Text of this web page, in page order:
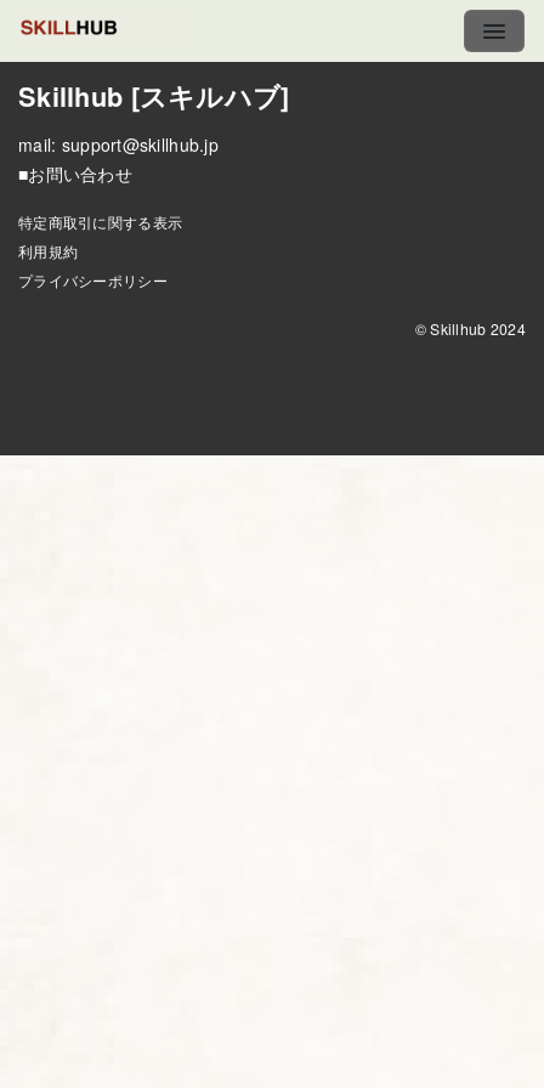
Skillhub [スキルハブ]
mail: support@skillhub.jp
■お問い合わせ
特定商取引に関する表示
利用規約
プライバシーポリシー
© Skillhub 2024